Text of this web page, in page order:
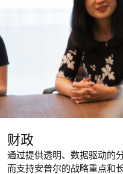
财政
通过提供透明、数据驱动的
而支持安普尔的战略重点和